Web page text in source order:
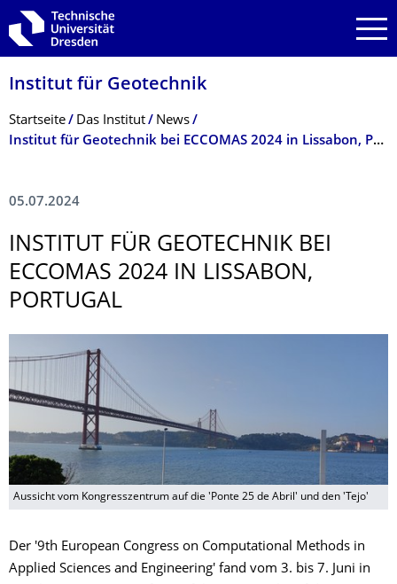
Zur Hauptnavigation springen
Zur Suche springen
Zum Inhalt springen
Institut für Geotechnik
Breadcrumb-Menü
Startseite Das Institut
News
Institut für Geotechnik bei ECCOMAS 2024 in Lissabon, Portugal
05.07.2024
INSTITUT FÜR GEOTECHNIK BEI
ECCOMAS 2024 IN LISSABON,
PORTUGAL
Aussicht vom Kongresszentrum auf die 'Ponte 25 de Abril' und den 'Tejo'
Der '9th European Congress on Computational Methods in
Applied Sciences and Engineering' fand vom 3. bis 7. Juni in